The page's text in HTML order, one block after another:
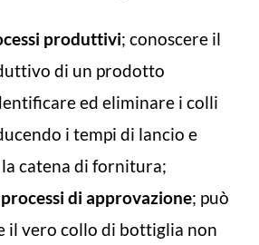
produttivi; conoscere il
di un prodotto
ed eliminare i colli
i tempi di lancio e
catena di fornitura;
di approvazione; può
il vero collo di bottiglia non